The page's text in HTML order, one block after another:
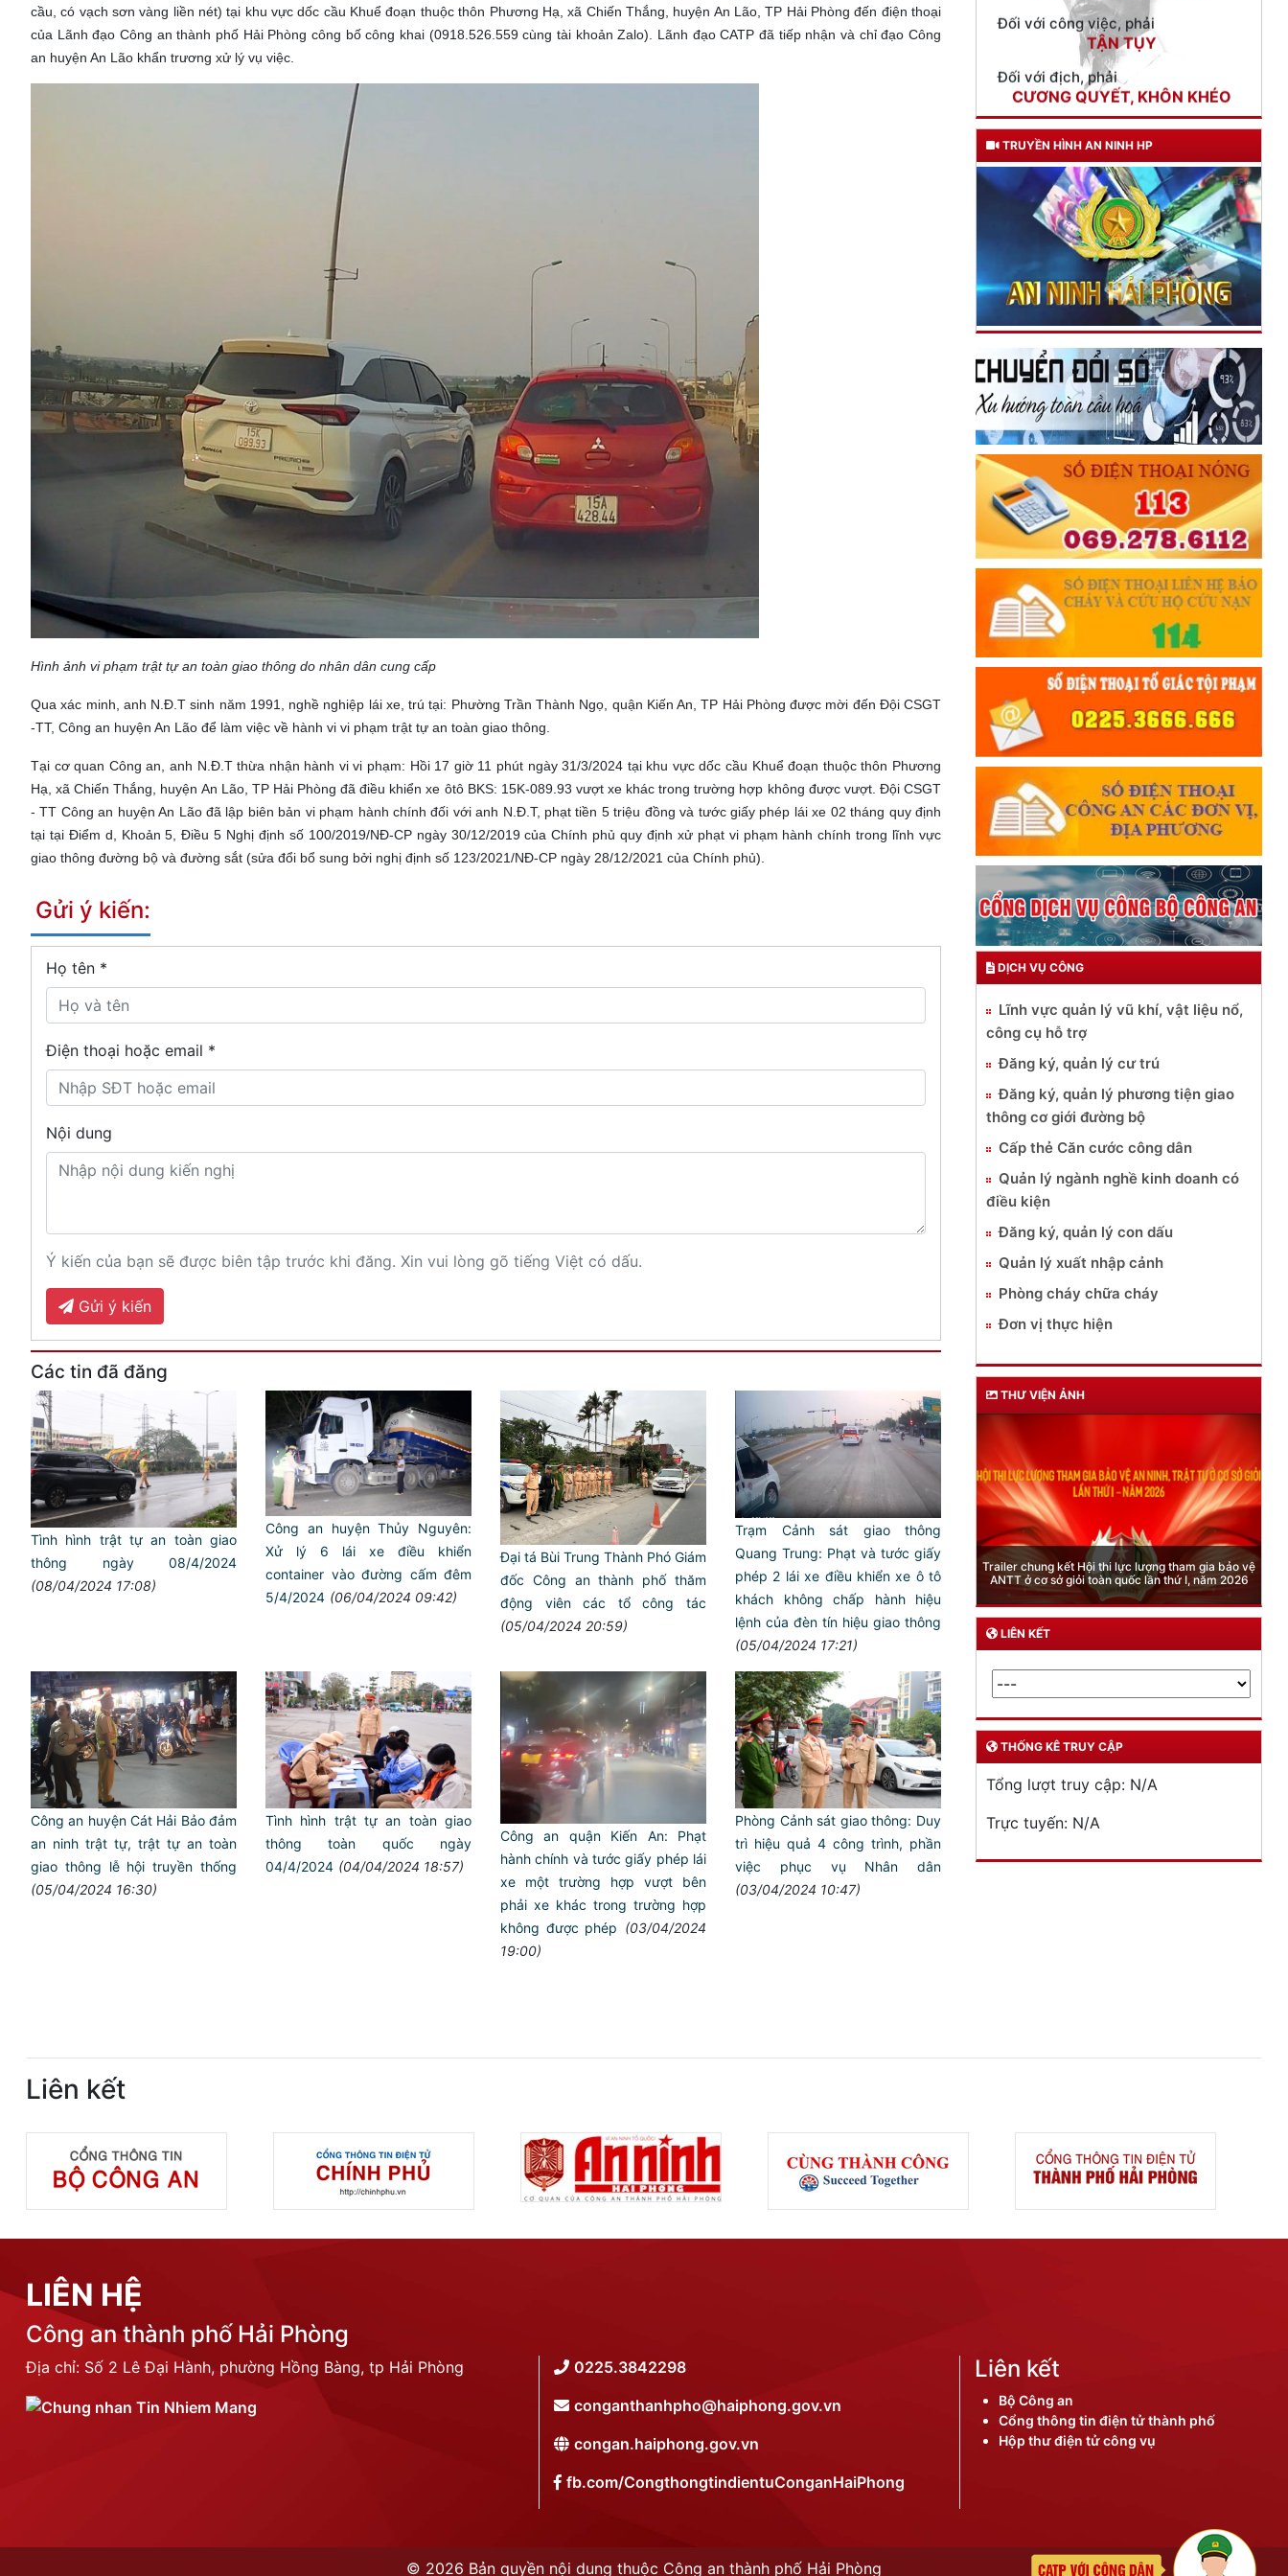
cầu, có vạch sơn vàng liền nét) tại khu vực dốc cầu Khuể đoạn thuộc thôn Phương Hạ, xã Chiến Thắng, huyện An Lão, TP Hải Phòng đến điện thoại
của Lãnh đạo Công an thành phố Hải Phòng công bố công khai (0918.526.559 cùng tài khoản Zalo). Lãnh đạo CATP đã tiếp nhận và chỉ đạo Công
an huyện An Lão khẩn trương xử lý vụ việc.
Hình ảnh vi phạm trật tự an toàn giao thông do nhân dân cung cấp
Qua xác minh, anh N.Đ.T sinh năm 1991, nghề nghiệp lái xe, trú tại: Phường Trần Thành Ngọ, quận Kiến An, TP Hải Phòng được mời đến Đội CSGT
-TT, Công an huyện An Lão để làm việc về hành vi vi phạm trật tự an toàn giao thông.
Tại cơ quan Công an, anh N.Đ.T thừa nhận hành vi vi phạm: Hồi 17 giờ 11 phút ngày 31/3/2024 tại khu vực dốc cầu Khuể đoạn thuộc thôn Phương
Hạ, xã Chiến Thắng, huyện An Lão, TP Hải Phòng đã điều khiển xe ôtô BKS: 15K-089.93 vượt xe khác trong trường hợp không được vượt. Đội CSGT
- TT Công an huyện An Lão đã lập biên bản vi phạm hành chính đối với anh N.Đ.T, phạt tiền 5 triệu đồng và tước giấy phép lái xe 02 tháng quy định
tại tại Điểm d, Khoản 5, Điều 5 Nghị định số 100/2019/NĐ-CP ngày 30/12/2019 của Chính phủ quy định xử phạt vi phạm hành chính trong lĩnh vực
giao thông đường bộ và đường sắt (sửa đổi bổ sung bởi nghị định số 123/2021/NĐ-CP ngày 28/12/2021 của Chính phủ).
Gửi ý kiến:
Họ tên *
Điện thoại hoặc email *
Nội dung
Ý kiến của bạn sẽ được biên tập trước khi đăng. Xin vui lòng gõ tiếng Việt có dấu.
Gửi ý kiến
Các tin đã đăng
Tình hình trật tự an toàn giao
thông ngày 08/4/2024
(08/04/2024 17:08)
Công an huyện Thủy Nguyên:
Xử lý 6 lái xe điều khiển
container vào đường cấm đêm
5/4/2024 (06/04/2024 09:42)
Đại tá Bùi Trung Thành Phó Giám
đốc Công an thành phố thăm
động viên các tổ công tác
(05/04/2024 20:59)
Trạm Cảnh sát giao thông
Quang Trung: Phạt và tước giấy
phép 2 lái xe điều khiển xe ô tô
khách không chấp hành hiệu
lệnh của đèn tín hiệu giao thông
(05/04/2024 17:21)
Công an huyện Cát Hải Bảo đảm
an ninh trật tự, trật tự an toàn
giao thông lễ hội truyền thống
(05/04/2024 16:30)
Tình hình trật tự an toàn giao
thông toàn quốc ngày
04/4/2024 (04/04/2024 18:57)
Công an quận Kiến An: Phạt
hành chính và tước giấy phép lái
xe một trường hợp vượt bên
phải xe khác trong trường hợp
không được phép (03/04/2024
19:00)
Phòng Cảnh sát giao thông: Duy
trì hiệu quả 4 công trình, phần
việc phục vụ Nhân dân
(03/04/2024 10:47)
Đối với địch, phải
CƯƠNG QUYẾT, KHÔN KHÉO
Trích thư Chủ tịch Hồ Chí Minh
gửi Công an Khu XII,
ngày 11 tháng 3 năm 1948.
TRUYỀN HÌNH AN NINH HP
DỊCH VỤ CÔNG
Lĩnh vực quản lý vũ khí, vật liệu nổ,
công cụ hỗ trợ
Đăng ký, quản lý cư trú
Đăng ký, quản lý phương tiện giao
thông cơ giới đường bộ
Cấp thẻ Căn cước công dân
Quản lý ngành nghề kinh doanh có
điều kiện
Đăng ký, quản lý con dấu
Quản lý xuất nhập cảnh
Phòng cháy chữa cháy
Đơn vị thực hiện
THƯ VIỆN ẢNH
Phòng Quản lý xuất nhập cảnh: Hướng dẫn những
quy định mới trong lĩnh vực xuất cảnh, nhập cảnh
của công dân việt nam từ ngày 01/7/2026
LIÊN KẾT
THỐNG KÊ TRUY CẬP
Tổng lượt truy cập: N/A
Trực tuyến: N/A
Liên kết
LIÊN HỆ
Công an thành phố Hải Phòng
Địa chỉ: Số 2 Lê Đại Hành, phường Hồng Bàng, tp Hải Phòng
0225.3842298
conganthanhpho@haiphong.gov.vn
congan.haiphong.gov.vn
fb.com/CongthongtindientuConganHaiPhong
Liên kết
Bộ Công an
Cổng thông tin điện tử thành phố
Hộp thư điện tử công vụ
© 2026 Bản quyền nội dung thuộc Công an thành phố Hải Phòng